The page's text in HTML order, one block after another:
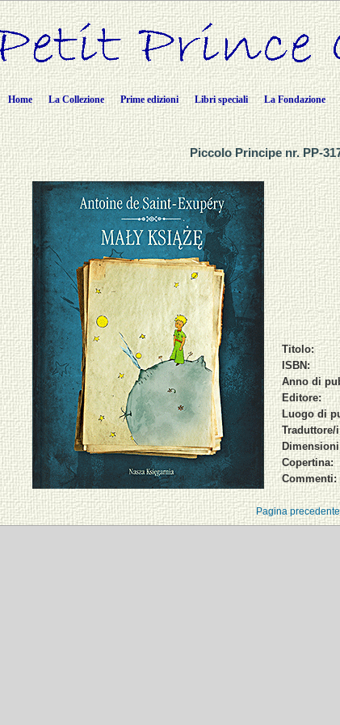
Home La Collezione Prime edizioni Libri speciali La Fondazione
Piccolo Principe nr. PP-
Titolo:
ISBN:
Anno di
Editore:
Luogo di
Traduttore/
Copertina:
Commenti:
Pagina precedente